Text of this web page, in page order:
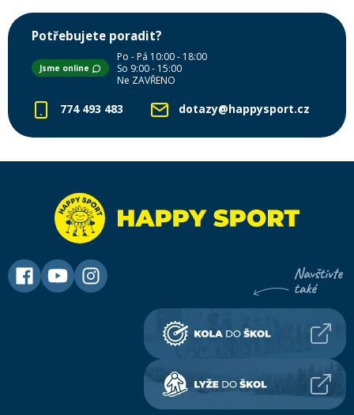
Potřebujete poradit?
Jsme online
Po - Pá 10:00 - 18:00
So 9:00 - 15:00
Ne ZAVŘENO
774 493 483 dotazy@happysport.cz